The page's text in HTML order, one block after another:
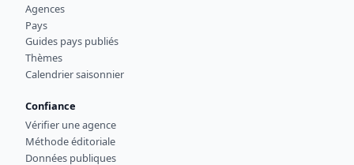
Agences
Pays
Guides pays publiés
Thèmes
Calendrier saisonnier
Confiance
Vérifier une agence
Méthode éditoriale
Données publiques